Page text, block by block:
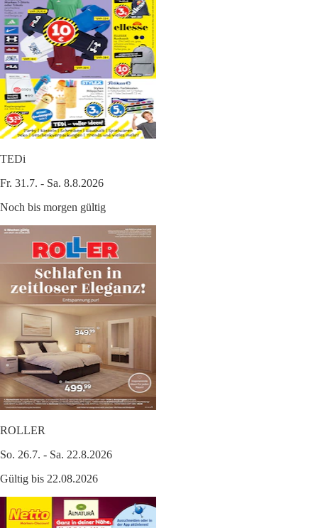
TEDi
Fr. 31.7. - Sa. 8.8.2026
Noch bis morgen gültig
ROLLER
So. 26.7. - Sa. 22.8.2026
Gültig bis 22.08.2026